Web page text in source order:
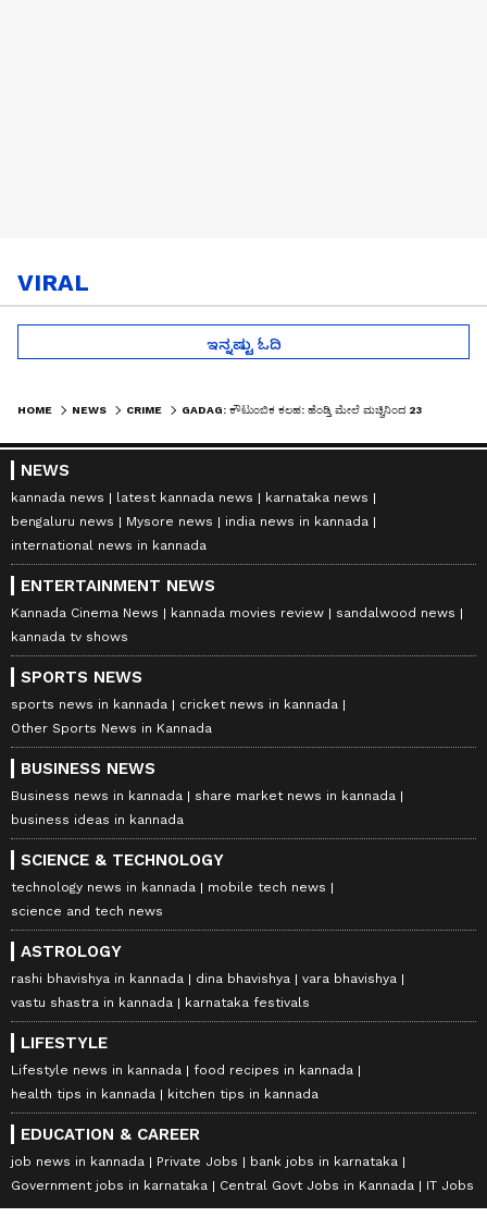
VIRAL
ಇನ್ನಷ್ಟು ಓದಿ
HOME NEWS CRIME
NEWS
kannada news latest kannada news
karnataka news
bengaluru news
Mysore news
india news in kannada
international news in kannada
ENTERTAINMENT NEWS
Kannada Cinema News kannada movies review
sandalwood news
kannada tv shows
SPORTS NEWS
sports news in kannada
cricket news in kannada
Other Sports News in Kannada
BUSINESS NEWS
Business news in kannada
share market news in kannada
business ideas in kannada
SCIENCE & TECHNOLOGY
technology news in kannada
mobile tech news
science and tech news
ASTROLOGY
rashi bhavishya in kannada dina bhavishya
vara bhavishya
vastu shastra in kannada
karnataka festivals
LIFESTYLE
Lifestyle news in kannada
food recipes in kannada
health tips in kannada
kitchen tips in kannada
EDUCATION & CAREER
job news in kannada Private Jobs
bank jobs in karnataka
Government jobs in karnataka
Central Govt Jobs in Kannada IT Jobs